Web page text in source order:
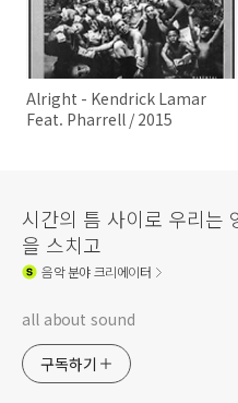
Alright - Kendrick Lamar
Feat. Pharrell / 2015
시간의 틈 사이로 우리는
을 스치고
음악분야 크리에이터
all about sound
구독하기